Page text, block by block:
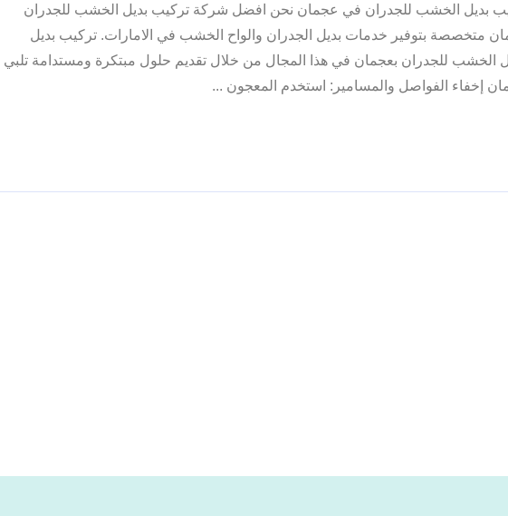
بديل الخشب للجدران في عجمان نحن افضل شركة تركيب بديل الخشب للجدران
متخصصة بتوفير خدمات بديل الجدران والواح الخشب في الامارات. تركيب بديل
للجدران بعجمان في هذا المجال من خلال تقديم حلول مبتكرة ومستدامة تلبي
إخفاء الفواصل والمسامير: استخدم المعجون ...